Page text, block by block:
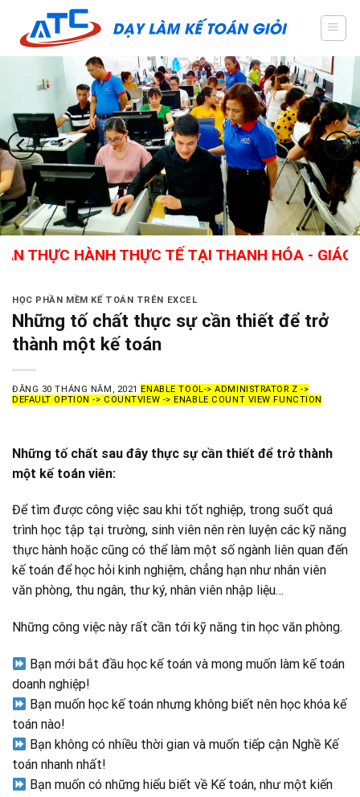
content
HÀNH THỰC TẾ TẠI THANH HÓA - GIÁO
HỌC PHẦN MỀM KẾ TOÁN TRÊN EXCEL
Những tố chất thực sự cần thiết để trở
thành một kế toán
ĐĂNG 30 THÁNG NĂM, 2021 ENABLE TOOL-> ADMINISTRATOR Z ->
DEFAULT OPTION -> COUNTVIEW -> ENABLE COUNT VIEW FUNCTION
Những tố chất sau đây thực sự cần thiết để trở thành
một kế toán viên:
Để tìm được công việc sau khi tốt nghiệp, trong suốt quá
trình học tập tại trường, sinh viên nên rèn luyện các kỹ năng
thực hành hoặc cũng có thể làm một số ngành liên quan đến
kế toán để học hỏi kinh nghiệm, chẳng hạn như nhân viên
văn phòng, thu ngân, thư ký, nhân viên nhập liệu…
Những công việc này rất cần tới kỹ năng tin học văn phòng.
Bạn mới bắt đầu học kế toán và mong muốn làm kế toán
doanh nghiệp!
Bạn muốn học kế toán nhưng không biết nên học khóa kế
toán nào!
Bạn không có nhiều thời gian và muốn tiếp cận Nghề Kế
toán nhanh nhất!
Bạn muốn có những hiểu biết về Kế toán, như một kiến